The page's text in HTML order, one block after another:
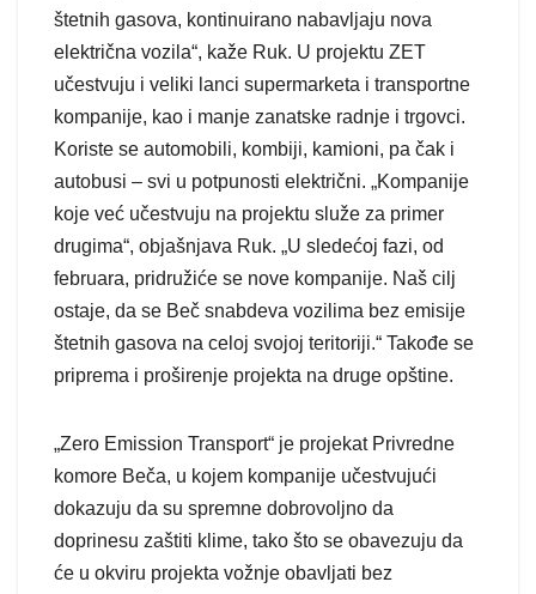
štetnih gasova, kontinuirano nabavljaju nova
električna vozila“, kaže Ruk. U projektu ZET
učestvuju i veliki lanci supermarketa i transportne
kompanije, kao i manje zanatske radnje i trgovci.
Koriste se automobili, kombiji, kamioni, pa čak i
autobusi – svi u potpunosti električni. „Kompanije
koje već učestvuju na projektu služe za primer
drugima“, objašnjava Ruk. „U sledećoj fazi, od
februara, pridružiće se nove kompanije. Naš cilj
ostaje, da se Beč snabdeva vozilima bez emisije
štetnih gasova na celoj svojoj teritoriji.“ Takođe se
priprema i proširenje projekta na druge opštine.
„Zero Emission Transport“ je projekat Privredne
komore Beča, u kojem kompanije učestvujući
dokazuju da su spremne dobrovoljno da
doprinesu zaštiti klime, tako što se obavezuju da
će u okviru projekta vožnje obavljati bez